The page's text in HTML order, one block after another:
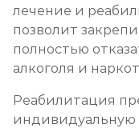
лечение и
позволит
полностью
алкоголя и
Реабилитация
индивидуальную